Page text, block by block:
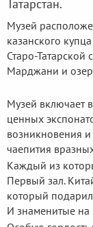
Татарстан.
Музей
казанского
Старо-
Марджани и
Музей включает
ценных
возникновения и
чаепития
Каждый из
Первый зал.
который
И знаменитые на